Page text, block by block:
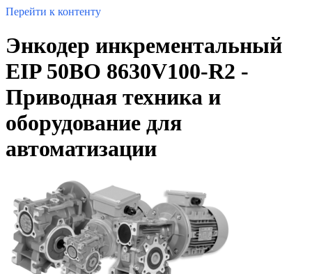
Перейти к контенту
Энкодер инкрементальный
EIP 50BO 8630V100-R2 -
Приводная техника и
оборудование для
автоматизации